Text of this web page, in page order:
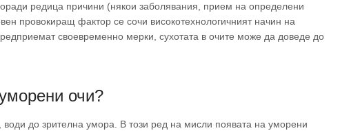
редица причини (някои заболявания, прием на определени
провокиращ фактор се сочи високотехнологичният начин на
своевременно мерки, сухотата в очите може да доведе до
очи?
води до зрителна умора. В този ред на мисли появата на уморени